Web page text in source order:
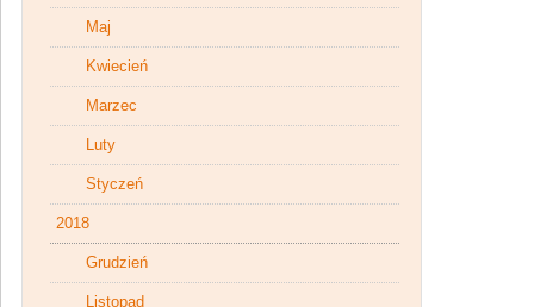
Maj
Kwiecień
Marzec
Luty
Styczeń
2018
Grudzień
Listopad